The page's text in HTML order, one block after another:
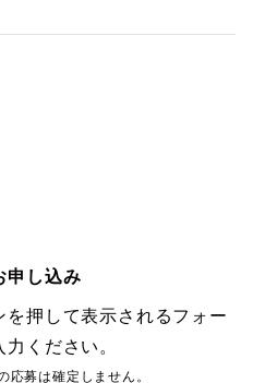
申し込み
を押して表示されるフォー
ください。
募は確定しません。